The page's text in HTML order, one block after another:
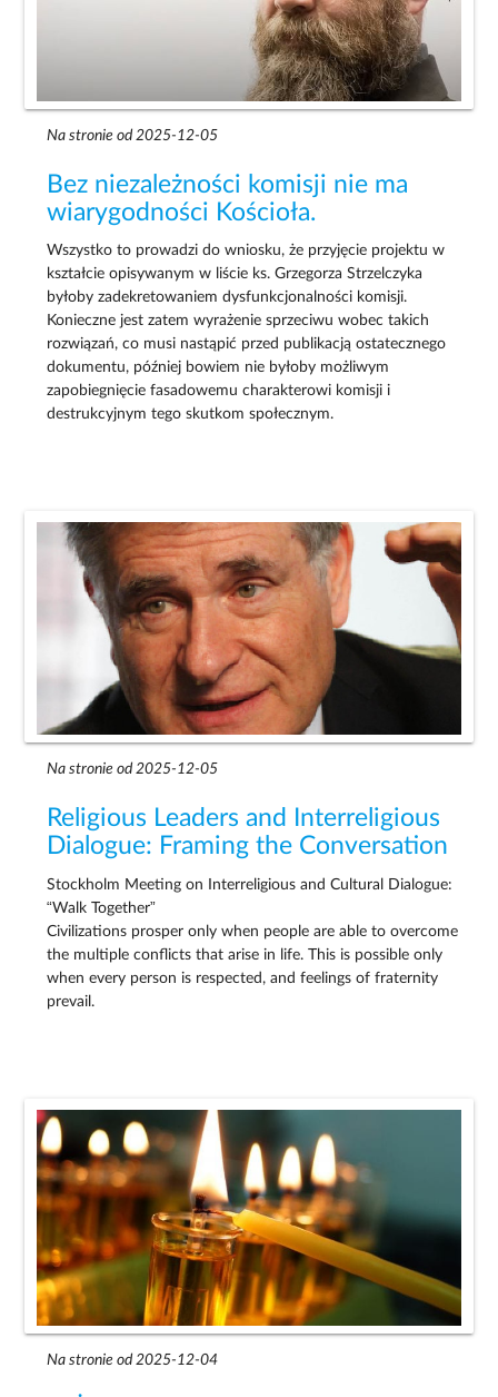
Na stronie od 2025-12-05
Bez niezależności komisji nie ma
wiarygodności Kościoła.
Wszystko to prowadzi do wniosku, że przyjęcie projektu w
kształcie opisywanym w liście ks. Grzegorza Strzelczyka
byłoby zadekretowaniem dysfunkcjonalności komisji.
Konieczne jest zatem wyrażenie sprzeciwu wobec takich
rozwiązań, co musi nastąpić przed publikacją ostatecznego
dokumentu, później bowiem nie byłoby możliwym
zapobiegnięcie fasadowemu charakterowi komisji i
destrukcyjnym tego skutkom społecznym.
Na stronie od 2025-12-05
Religious Leaders and Interreligious
Dialogue: Framing the Conversation
Stockholm Meeting on Interreligious and Cultural Dialogue:
“Walk Together”
Civilizations prosper only when people are able to overcome
the multiple conflicts that arise in life. This is possible only
when every person is respected, and feelings of fraternity
prevail.
Na stronie od 2025-12-04